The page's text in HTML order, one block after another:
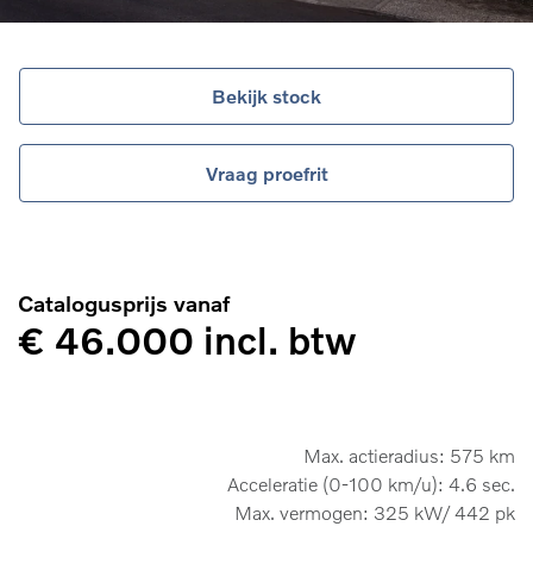
Bekijk stock
Vraag proefrit
Catalogusprijs vanaf
€ 46.000 incl. btw
Max. actieradius: 575 km
Acceleratie (0-100 km/u): 4.6 sec.
Max. vermogen: 325 kW/ 442 pk